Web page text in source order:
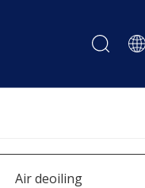
Air deoiling